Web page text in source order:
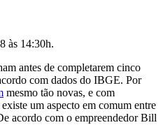
às 14:30h.
antes de completarem cinco
com dados do IBGE. Por
mesmo tão novas, e com
um aspecto em comum entre
acordo com o empreendedor Bill